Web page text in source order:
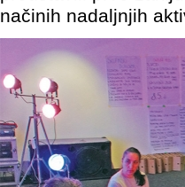
načinih nadaljnjih